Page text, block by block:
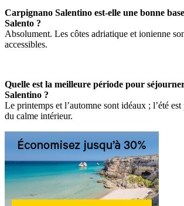
Carpignano Salentino est-elle une bonne
Salento ?
Absolument. Les côtes adriatique et ionienne
accessibles.
Quelle est la meilleure période pour
Salentino ?
Le printemps et l’automne sont idéaux ; l’été
du calme intérieur.